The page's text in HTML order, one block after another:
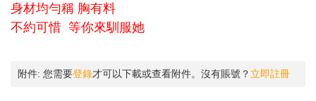
身材均勻稱 胸有料
不約可惜 等你來馴服她
附件: 您需要登錄才可以下載或查看附件。沒有賬號？ 立即註冊